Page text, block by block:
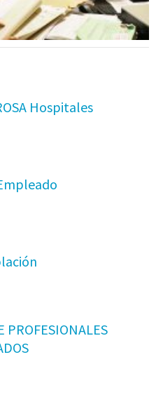
Hospitales
PROFESIONALES